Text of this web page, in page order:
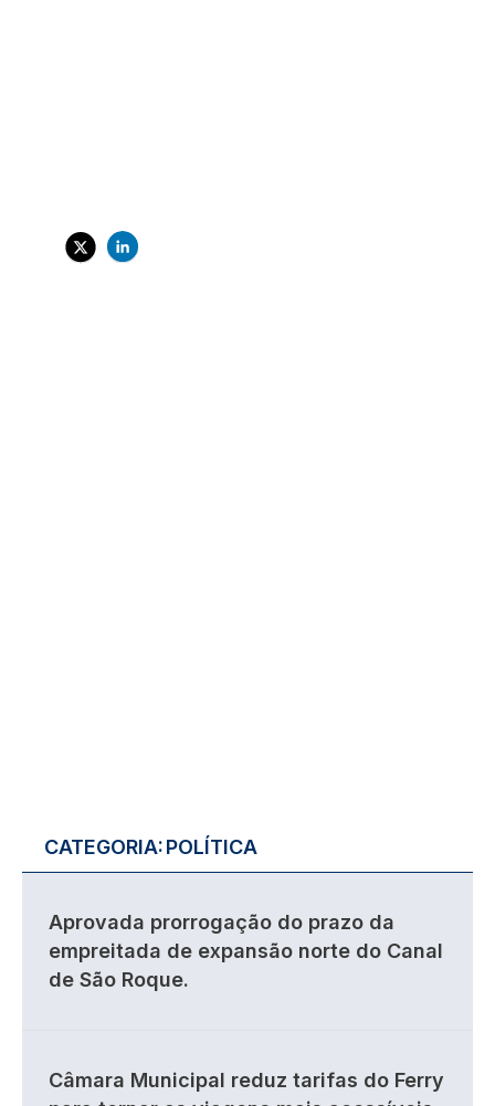
CATEGORIA:POLÍTICA
Aprovada prorrogação do prazo da
empreitada de expansão norte do Canal
de São Roque.
Câmara Municipal reduz tarifas do Ferry